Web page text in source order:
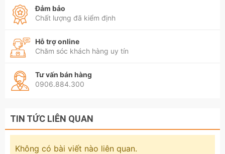
Đảm bảo
Chất lượng đã kiểm định
Hỗ trợ online
Chăm sóc khách hàng uy tín
Tư vấn bán hàng
0906.884.300
TIN TỨC LIÊN QUAN
Không có bài viết nào liên quan.